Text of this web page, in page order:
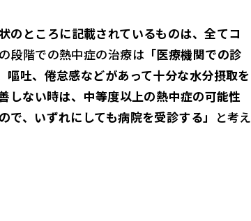
のところに記載されているものは、全てコ
段階での熱中症の治療は 「医療機関での診
嘔吐、倦怠感などがあって十分な水分摂取を
しない時は、中等度以上の熱中症の可能性
、いずれにしても病院を受診する」 と考え